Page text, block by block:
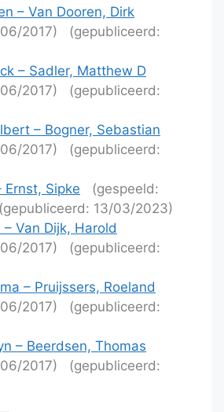
– Van Dooren, Dirk
2017)
(gepubliceerd:
– Sadler, Matthew D
2017)
(gepubliceerd:
– Bogner, Sebastian
2017)
(gepubliceerd:
Ernst, Sipke
(gespeeld:
(gepubliceerd: 13/03/2023)
Van Dijk, Harold
2017)
(gepubliceerd:
– Pruijssers, Roeland
2017)
(gepubliceerd:
– Beerdsen, Thomas
2017)
(gepubliceerd: